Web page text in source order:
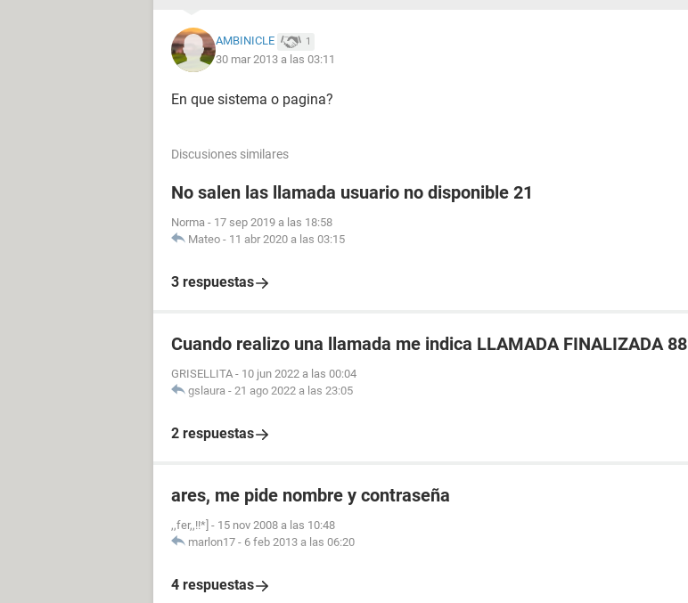
AMBINICLE 1
30 mar 2013 a las 03:11
En que sistema o pagina?
Discusiones similares
No salen las llamada usuario no disponible 21
Norma - 17 sep 2019 a las 18:58
Mateo - 11 abr 2020 a las 03:15
3 respuestas
Cuando realizo una llamada me indica LLAMADA FINALIZADA 88
GRISELLITA - 10 jun 2022 a las 00:04
gslaura - 21 ago 2022 a las 23:05
2 respuestas
ares, me pide nombre y contraseña
,,fer,,!!*] - 15 nov 2008 a las 10:48
marlon17 - 6 feb 2013 a las 06:20
4 respuestas